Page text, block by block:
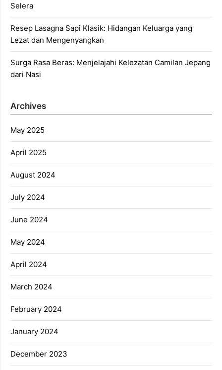
Selera
Resep Lasagna Sapi Klasik: Hidangan Keluarga yang
Lezat dan Mengenyangkan
Surga Rasa Beras: Menjelajahi Kelezatan Camilan Jepang
dari Nasi
Archives
May 2025
April 2025
August 2024
July 2024
June 2024
May 2024
April 2024
March 2024
February 2024
January 2024
December 2023